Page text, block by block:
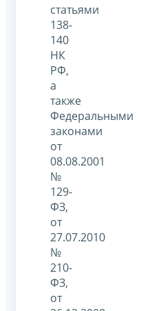
статьями
138-
140
НК
РФ,
а
также
Федеральными
законами
от
08.08.2001
№
129-
ФЗ,
от
27.07.2010
№
210-
ФЗ,
от